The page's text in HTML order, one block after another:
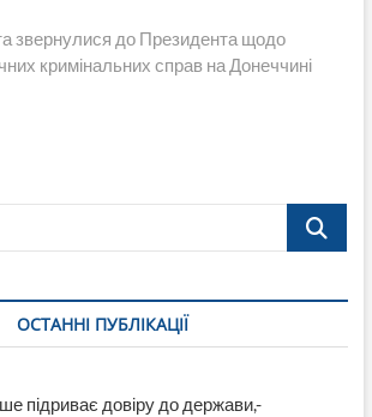
звернулися до Президента щодо
кримінальних справ на Донеччині
Поиск…
ОСТАННІ ПУБЛІКАЦІЇ
підриває довіру до держави,-